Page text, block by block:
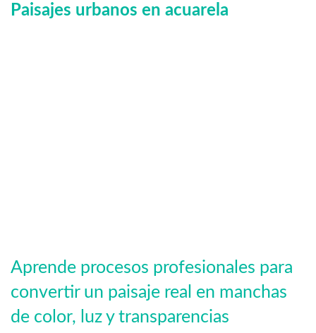
Paisajes urbanos en acuarela
Aprende procesos profesionales para
convertir un paisaje real en manchas
de color, luz y transparencias